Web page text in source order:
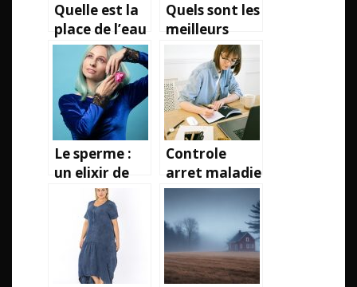
Quelle est la
place de l’eau
dans la
nutrition et
le maintien
de la santé?
Quels sont les
meilleurs
shampoings
solides du
marché?
Le sperme :
un elixir de
beaute et de
sante a
essayer
Controle
arret maladie
et vacances,
les regles